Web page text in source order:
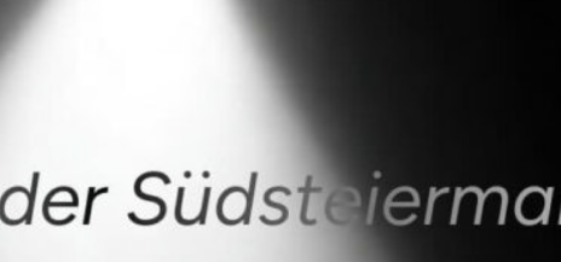
NOW OPEN
információ itt: